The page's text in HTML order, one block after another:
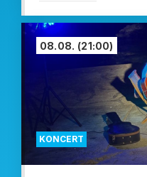
KONCERT
08.08. (21:00)